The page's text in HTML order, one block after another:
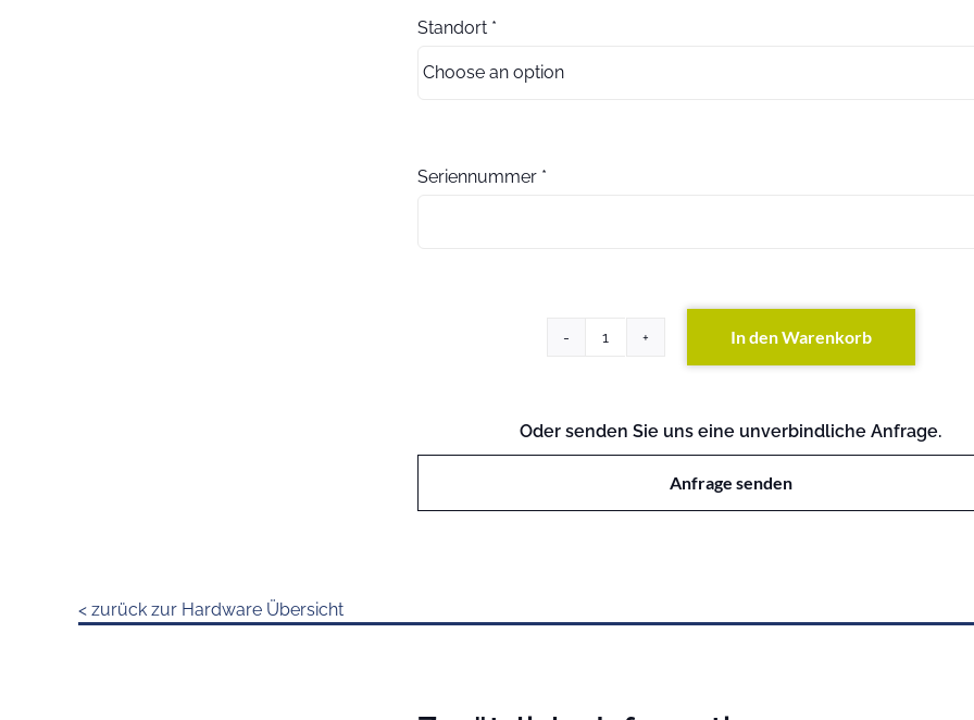
Standort *
Seriennummer *
ProCurve
In den Warenkorb
Oder senden Sie uns eine unverbindliche Anfrage.
Anfrage senden
< zurück zur Hardware Übersicht